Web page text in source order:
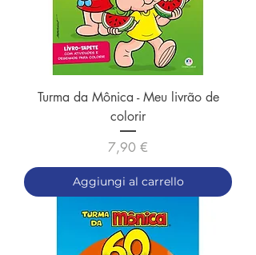
Turma da Mônica - Meu livrão de
colorir
Prezzo
7,90 €
Aggiungi al carrello